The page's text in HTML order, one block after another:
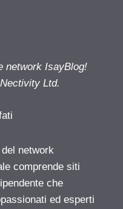
network IsayBlog!
Ltd.
network
comprende siti
che
ed esperti